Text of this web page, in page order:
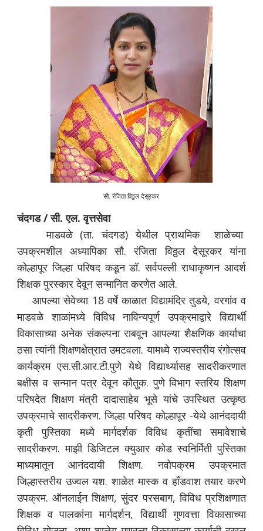
सौ. रंजिता विठ्ठल देसूरकर
चंदगड / सी. एल. वृत्तसेवा
माडवळे (ता. चंदगड) येथील प्राथमिक शाळेच्या
उपक्रमशील अध्यापिका सौ. रंजिता विठ्ठल देसूरकर यांना
कोल्हापूर जिल्हा परिषद कडून डॉ. सर्वपल्ली राधाकृष्णन आदर्श
शिक्षक पुरस्कार देवून सन्मानित करणेत आले.
आपल्या सेवेच्या 18 वर्षे काळात विद्यामंदिर तुडये, वरगांव व
माडवळे शाळांमध्ये विविध नाविन्यपूर्ण उपक्रमाद्वारे विद्यार्थी
विकासाच्या अनेक संकल्पना राबवून आपल्या शैक्षणिक कार्याचा
ठसा त्यांनी शिक्षणक्षेत्रात उमटवला. यामध्ये राज्यस्तरीय रंगोत्सव
कार्यक्रम एस.सी.आर.टी.पुणे येथे विद्यार्थ्यासह सादरीकरणात
बक्षीस व सन्मान पत्र देवून कौतुक. पुणे विभाग स्तरिय शिक्षण
परिषदेत शिक्षण मंत्री दादासाहेब भूसे यांचे उपस्थित उत्कृष्ठ
उपक्रमाचे सादरीकरण. जिल्हा परिषद कोल्हापूर -येथे आनंददायी
कृती पुस्तिका मध्ये मार्गदर्शक विविध कृतींचा समावेशाचे
सादरीकरण. माझी डिजिटल क्युआर कोड स्वनिर्मिती पुस्तिका
माध्यमातून आनंददायी शिक्षण. नवोपक्रम उपक्रमात
जिल्हास्तरीय उज्वल यश. शाळेत मास्क व हाँडवाश तयार करणे
उपक्रम. ऑनलाईन शिक्षण, सुंदर परसबाग, विविध प्रशिक्षणात
शिक्षक व पालकांना मार्गदर्शन, विद्यार्थी गुणवत्ता विकासाच्या